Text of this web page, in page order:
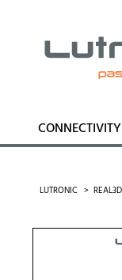
CONNECTIVITY
LUTRONIC